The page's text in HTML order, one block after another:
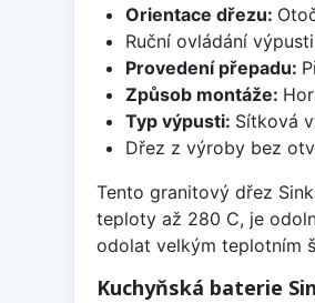
Orientace dřezu:
Ruční ovládání
Provedení přepadu:
Způsob montáže:
Typ výpusti: Sítková
Dřez z výroby bez
Tento granitový dřez
teploty až 280 C, je
odolat velkým teplotním
Kuchyňská baterie